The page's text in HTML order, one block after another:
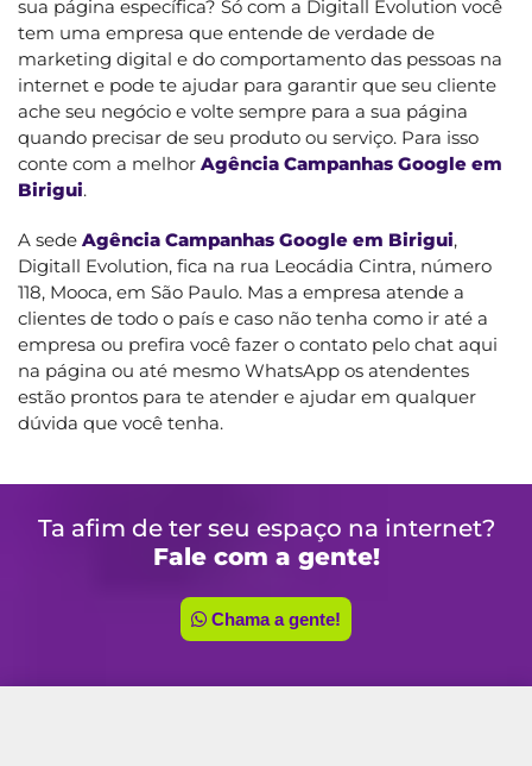
sua página específica? Só com a Digitall Evolution você
tem uma empresa que entende de verdade de
marketing digital e do comportamento das pessoas na
internet e pode te ajudar para garantir que seu cliente
ache seu negócio e volte sempre para a sua página
quando precisar de seu produto ou serviço. Para isso
conte com a melhor Agência Campanhas Google em
Birigui.
A sede Agência Campanhas Google em Birigui,
Digitall Evolution, fica na rua Leocádia Cintra, número
118, Mooca, em São Paulo. Mas a empresa atende a
clientes de todo o país e caso não tenha como ir até a
empresa ou prefira você fazer o contato pelo chat aqui
na página ou até mesmo WhatsApp os atendentes
estão prontos para te atender e ajudar em qualquer
dúvida que você tenha.
Ta afim de ter seu espaço na internet?
Fale com a gente!
Chama a gente!